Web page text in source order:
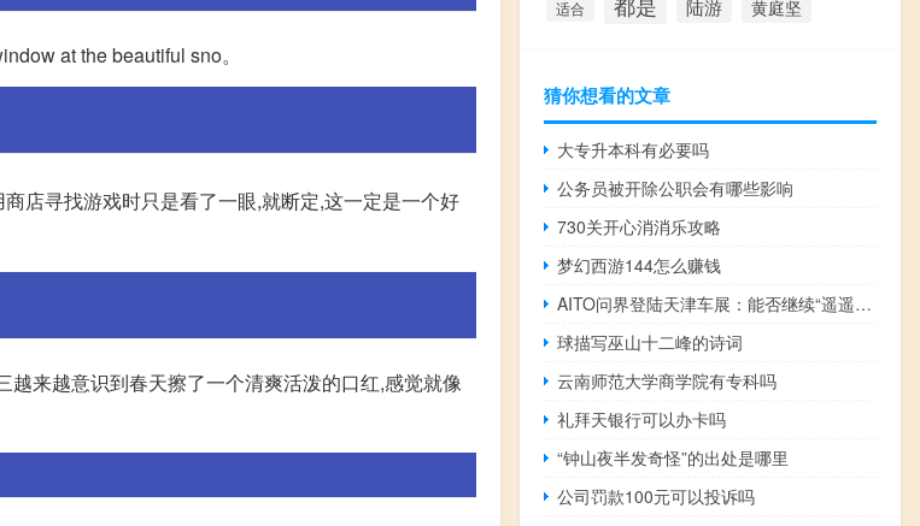
at the beautiful sno。
店寻找游戏时只是看了一眼,就断定,这一定是一个好
来越意识到春天擦了一个清爽活泼的口红,感觉就像
适合 陆游 黄庭坚
猜你想看的文章
大专升本科有必要吗
公务员被开除公职会有哪些影响
730关开心消消乐攻略
梦幻西游144怎么赚钱
AITO问界登陆天津车展：能否继续“遥遥领先”？
球描写巫山十二峰的诗词
云南师范大学商学院有专科吗
礼拜天银行可以办卡吗
“钟山夜半发奇怪”的出处是哪里
公司罚款100元可以投诉吗